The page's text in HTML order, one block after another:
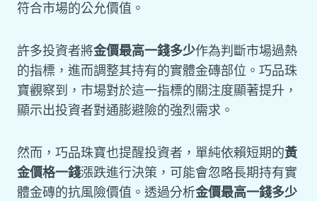
符合市場的公允價值。
許多投資者將金價最高一錢多少作為判斷市場過熱
的指標，進而調整其持有的實體金磚部位。巧品珠
寶觀察到，市場對於這一指標的關注度顯著提升，
顯示出投資者對通膨避險的強烈需求。
然而，巧品珠寶也提醒投資者，單純依賴短期的黃
金價格一錢漲跌進行決策，可能會忽略長期持有實
體金磚的抗風險價值。透過分析金價最高一錢多少